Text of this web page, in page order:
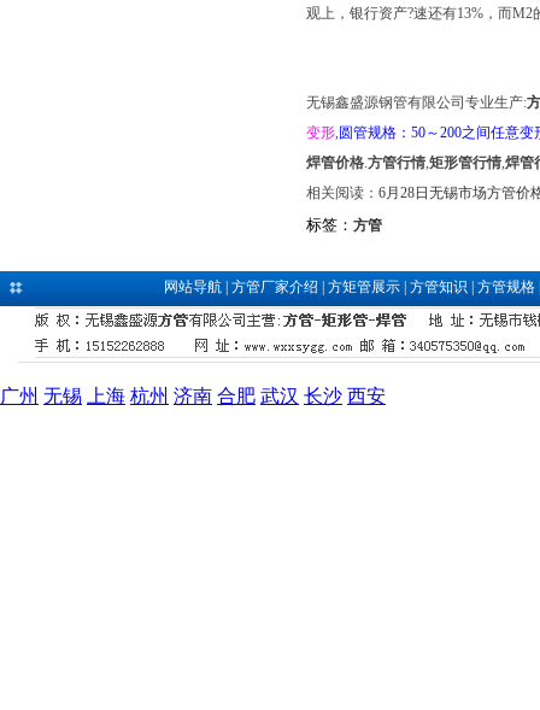
观上，银行资产?速还有13%，而
无锡鑫盛源钢管有限公司专业生产:
变形, 圆管规格：50～200之间任意变
焊管价格.方管行情,矩形管行情,焊管
相关阅读： 6月28日无锡市场方管价
标签： 方管
网站导航| 方管厂家介绍 方矩管展示| 方管知识 方管规格
广州 无锡 上海 杭州 济南 合肥 武汉 长沙 西安